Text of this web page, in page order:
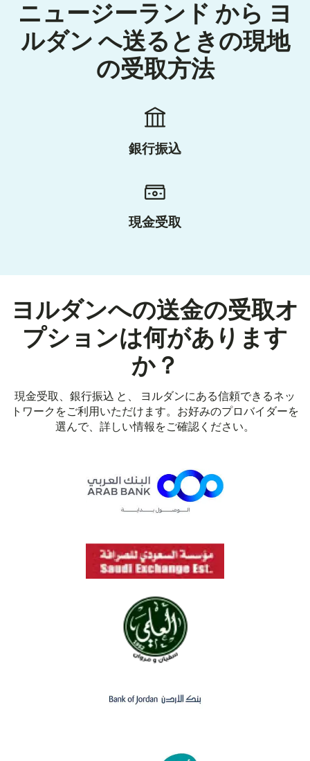
ニュージーランド から ヨ
ルダン へ送るときの現地
の受取方法
銀行振込
現金受取
ヨルダンへの送金の受取オ
プションは何があります
か？
現金受取、銀行振込 と、 ヨルダンにある信頼できるネッ
トワークをご利用いただけます。お好みのプロバイダーを
選んで、詳しい情報をご確認ください。